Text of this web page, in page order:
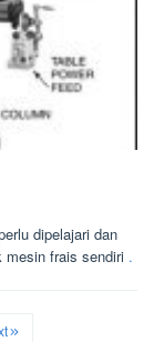
dipelajari dan
mesin frais sendiri .